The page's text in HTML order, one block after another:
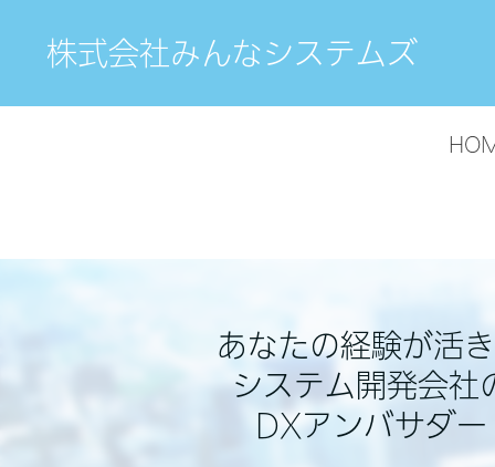
株式会社みんなシステムズ
あなたの経験が活
システム開発会社
DXアンバサダー